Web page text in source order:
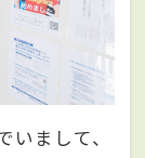
まして、